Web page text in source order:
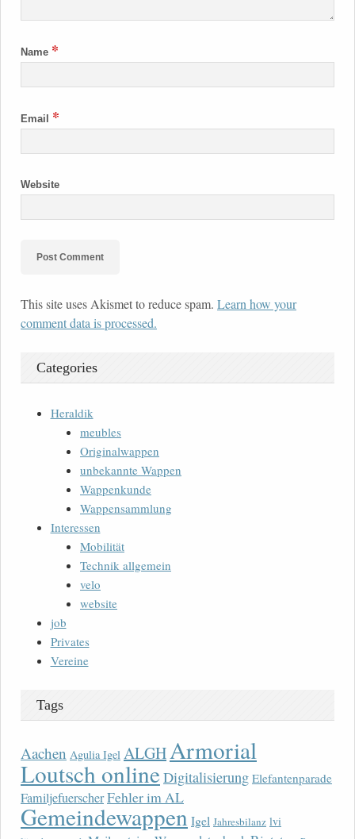
Name *
Email *
Website
This site uses Akismet to reduce spam. Learn how your
comment data is processed.
Categories
Heraldik
meubles
Originalwappen
unbekannte Wappen
Wappenkunde
Wappensammlung
Interessen
Mobilität
Technik allgemein
velo
website
job
Privates
Vereine
Tags
Aachen Agulia Igel ALGH Armorial
Loutsch onlineDigitalisierung Elefantenparade
FamiljefuerscherFehler im AL
Gemeindewappen Igel Jahresbilanz lvi